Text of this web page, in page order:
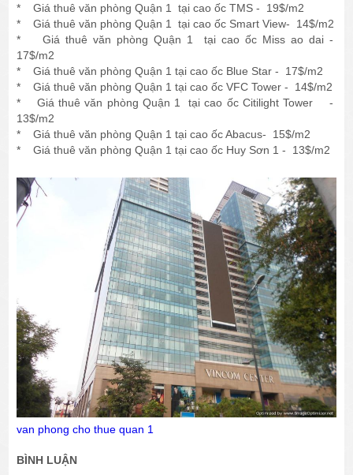
* Giá thuê văn phòng Quận 1 tại cao ốc TMS - 19$/m2
* Giá thuê văn phòng Quận 1 tại cao ốc Smart View- 14$/m2
* Giá thuê văn phòng Quận 1 tại cao ốc Miss ao dai -
17$/m2
* Giá thuê văn phòng Quận 1 tại cao ốc Blue Star - 17$/m2
* Giá thuê văn phòng Quận 1 tại cao ốc VFC Tower - 14$/m2
* Giá thuê văn phòng Quận 1 tại cao ốc Citilight Tower -
13$/m2
* Giá thuê văn phòng Quận 1 tại cao ốc Abacus- 15$/m2
* Giá thuê văn phòng Quận 1 tại cao ốc Huy Sơn 1 - 13$/m2
van phong cho thue quan 1
BÌNH LUẬN